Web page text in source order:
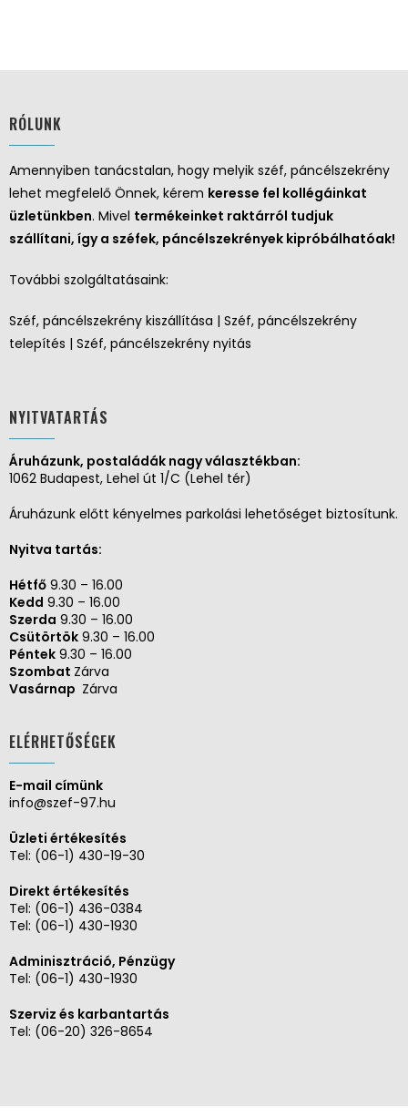
RÓLUNK
Amennyiben tanácstalan, hogy melyik széf, páncélszekrény
lehet megfelelő Önnek, kérem keresse fel kollégáinkat
üzletünkben. Mivel termékeinket raktárról tudjuk
szállítani, így a széfek, páncélszekrények kipróbálhatóak!
További szolgáltatásaink:
Széf, páncélszekrény kiszállítása | Széf, páncélszekrény
telepítés | Széf, páncélszekrény nyitás
NYITVATARTÁS
Áruházunk, postaládák nagy választékban:
1062 Budapest, Lehel út 1/C (Lehel tér)
Áruházunk előtt kényelmes parkolási lehetőséget biztosítunk.
Nyitva tartás:
Hétfő 9.30 – 16.00
Kedd 9.30 – 16.00
Szerda 9.30 – 16.00
Csütörtök 9.30 – 16.00
Péntek 9.30 – 16.00
Szombat Zárva
Vasárnap Zárva
ELÉRHETŐSÉGEK
E-mail címünk
info@szef-97.hu
Üzleti értékesítés
Tel: (06-1) 430-19-30
Direkt értékesítés
Tel: (06-1) 436-0384
Tel: (06-1) 430-1930
Adminisztráció, Pénzügy
Tel: (06-1) 430-1930
Szerviz és karbantartás
Tel: (06-20) 326-8654